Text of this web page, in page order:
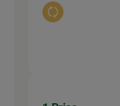
Auswahl